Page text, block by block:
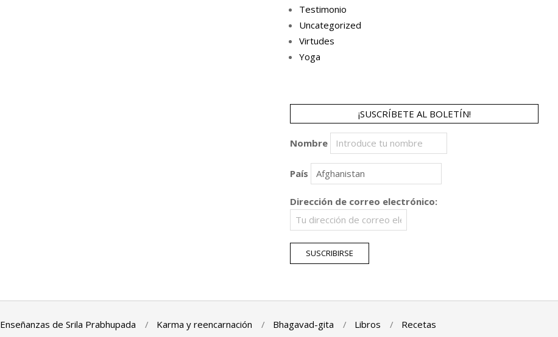
Testimonio
Uncategorized
Virtudes
Yoga
¡SUSCRÍBETE AL BOLETÍN!
Nombre
País
Dirección de correo electrónico:
Enseñanzas de Srila Prabhupada Karma y reencarnación Bhagavad-gita Libros Recetas